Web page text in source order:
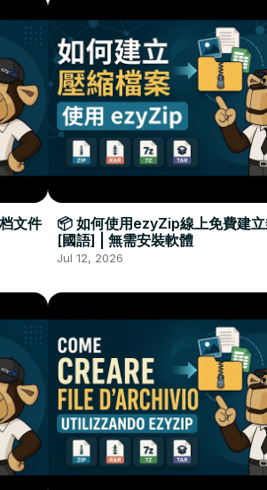
文件
📦 如何使用ezyZip線上免費建
[國語] | 無需安裝軟體
Jul 12, 2026